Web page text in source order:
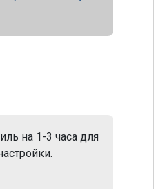
на 1-3 часа для